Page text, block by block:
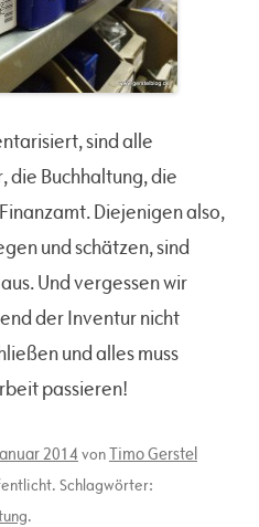
sind alle
die Buchhaltung, die
Diejenigen also,
und schätzen, sind
Und vergessen wir
der Inventur nicht
und alles muss
passieren!
2014 vonTimo Gerstel
Schlagwörter:
.